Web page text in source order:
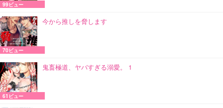
99ビュー
今から推しを脅します
70ビュー
鬼畜極道、ヤバすぎる溺愛。 1
61ビュー